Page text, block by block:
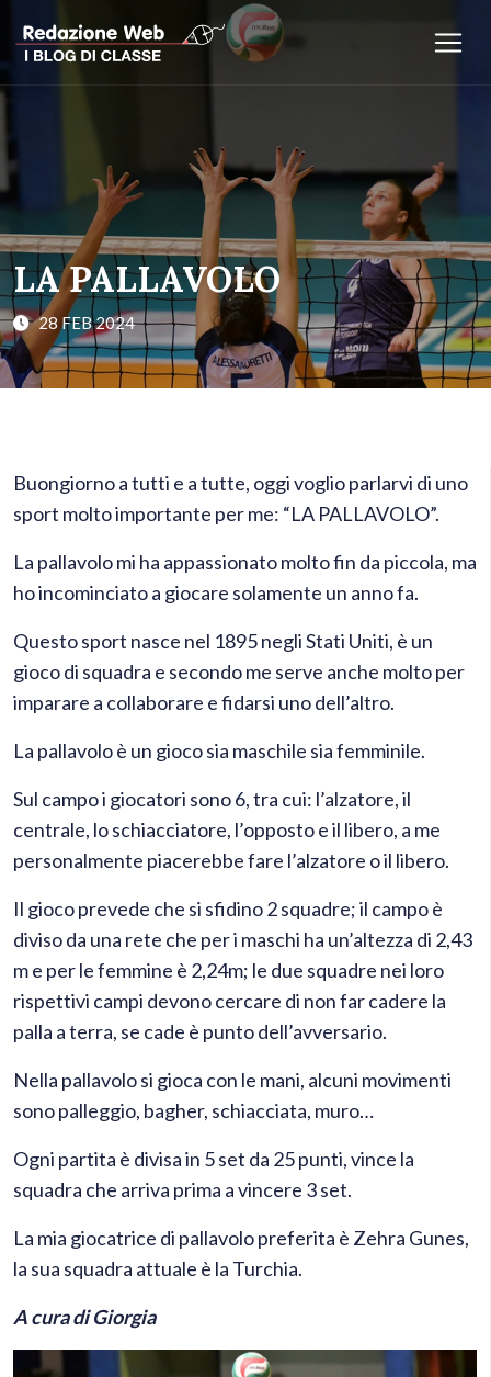
LA PALLAVOLO
28 FEB 2024
Buongiorno a tutti e a tutte, oggi voglio parlarvi di uno
sport molto importante per me: “LA PALLAVOLO”.
La pallavolo mi ha appassionato molto fin da piccola, ma
ho incominciato a giocare solamente un anno fa.
Questo sport nasce nel 1895 negli Stati Uniti, è un
gioco di squadra e secondo me serve anche molto per
imparare a collaborare e fidarsi uno dell’altro.
La pallavolo è un gioco sia maschile sia femminile.
Sul campo i giocatori sono 6, tra cui: l’alzatore, il
centrale, lo schiacciatore, l’opposto e il libero, a me
personalmente piacerebbe fare l’alzatore o il libero.
Il gioco prevede che si sfidino 2 squadre; il campo è
diviso da una rete che per i maschi ha un’altezza di 2,43
m e per le femmine è 2,24m; le due squadre nei loro
rispettivi campi devono cercare di non far cadere la
palla a terra, se cade è punto dell’avversario.
Nella pallavolo si gioca con le mani, alcuni movimenti
sono palleggio, bagher, schiacciata, muro…
Ogni partita è divisa in 5 set da 25 punti, vince la
squadra che arriva prima a vincere 3 set.
La mia giocatrice di pallavolo preferita è Zehra Gunes,
la sua squadra attuale è la Turchia.
A cura di Giorgia